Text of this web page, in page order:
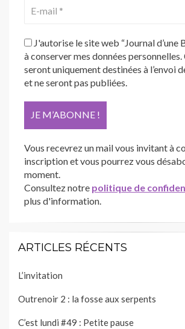
J'autorise le site web “Journal d’une
à conserver mes données
seront uniquement destinées à l’envoi
et ne seront pas publiées.
Vous recevrez un mail vous invitant à
inscription et vous pourrez vous
moment.
Consultez notre politique de
plus d'information.
ARTICLES RÉCENTS
L’invitation
Outrenoir 2 : la fosse aux serpents
C’est lundi #49 : Petite pause